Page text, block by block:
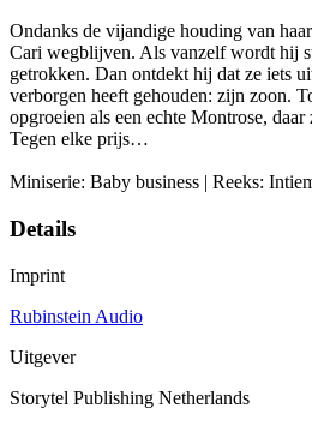
Ondanks de vijandige houding van
Cari wegblijven. Als vanzelf wordt hij
getrokken. Dan ontdekt hij dat ze iets
verborgen heeft gehouden: zijn zoon.
opgroeien als een echte Montrose,
Tegen elke prijs…
Miniserie: Baby business | Reeks:
Details
Imprint
Rubinstein Audio
Uitgever
Storytel Publishing Netherlands